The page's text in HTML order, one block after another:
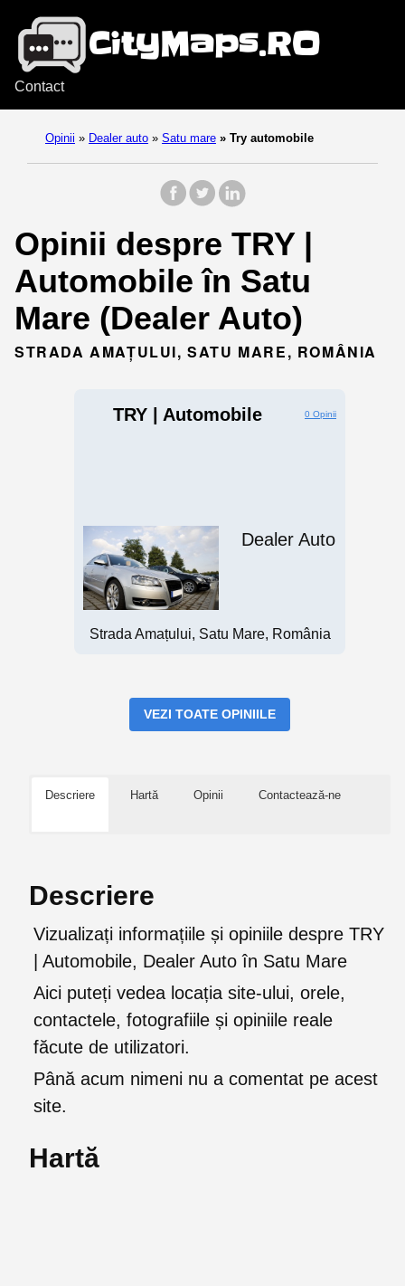
Contact
Opinii » Dealer auto » Satu mare » Try automobile
Opinii despre TRY |
Automobile în Satu
Mare (Dealer Auto)
STRADA AMAȚULUI, SATU MARE, ROMÂNIA
TRY | Automobile 0 Opinii
Dealer Auto
Strada Amațului, Satu Mare, România
VEZI TOATE OPINIILE
Descriere Hartă Opinii Contactează-ne
Descriere
Vizualizați informațiile și opiniile despre TRY
| Automobile, Dealer Auto în Satu Mare
Aici puteți vedea locația site-ului, orele,
contactele, fotografiile și opiniile reale
făcute de utilizatori.
Până acum nimeni nu a comentat pe acest
site.
Hartă